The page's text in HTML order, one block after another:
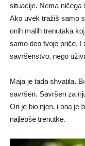
situacije. Nema ničega
Ako uvek tražiš samo
onih malih trenutaka
samo deo tvoje priče. I
savršenstvo, nego
Maja je tada shvatila.
savršen. Savršen za
On je bio njen, i ona je
najlepše trenutke.